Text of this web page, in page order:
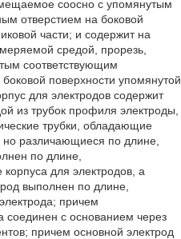
соосно с упомянутым
отверстием на боковой
части; и содержит на
средой, прорезь,
соответствующим
поверхности упомянутой
для электродов содержит
из трубок профиля электроды,
трубки, обладающие
различающиеся по длине,
по длине,
для электродов, а
выполнен по длине,
причем
соединен с основанием через
причем основной электрод